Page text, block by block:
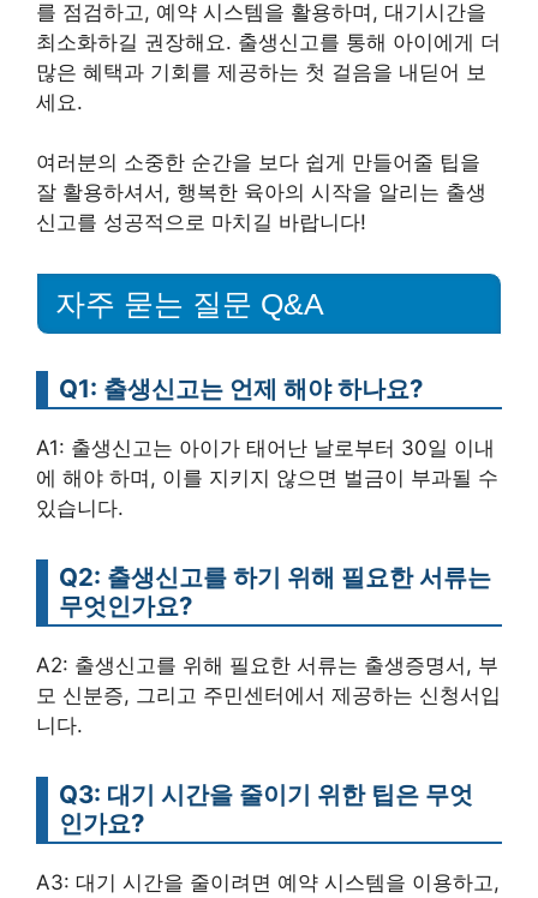
를 점검하고, 예약 시스템을 활용하며, 대기시간을
최소화하길 권장해요. 출생신고를 통해 아이에게 더
많은 혜택과 기회를 제공하는 첫 걸음을 내딛어 보
세요.
여러분의 소중한 순간을 보다 쉽게 만들어줄 팁을
잘 활용하셔서, 행복한 육아의 시작을 알리는 출생
신고를 성공적으로 마치길 바랍니다!
자주 묻는 질문 Q&A
Q1: 출생신고는 언제 해야 하나요?
A1: 출생신고는 아이가 태어난 날로부터 30일 이내
에 해야 하며, 이를 지키지 않으면 벌금이 부과될 수
있습니다.
Q2: 출생신고를 하기 위해 필요한 서류는
무엇인가요?
A2: 출생신고를 위해 필요한 서류는 출생증명서, 부
모 신분증, 그리고 주민센터에서 제공하는 신청서입
니다.
Q3: 대기 시간을 줄이기 위한 팁은 무엇
인가요?
A3: 대기 시간을 줄이려면 예약 시스템을 이용하고,